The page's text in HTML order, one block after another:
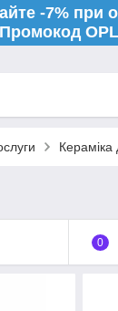
-7% при
Промокод
Кераміка
0